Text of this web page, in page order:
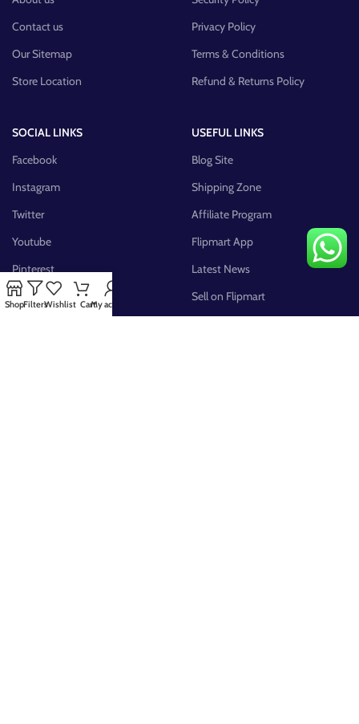
Contact us
Our Sitemap
Store Location
Privacy Policy
Terms & Conditions
Refund & Returns Policy
SOCIAL LINKS
Facebook
Instagram
Twitter
Youtube
Pinterest
FB Group
USEFUL LINKS
Blog Site
Shipping Zone
Affiliate Program
Flipmart App
Latest News
Sell on Flipmart
ShopFiltersWishlist CartMy account